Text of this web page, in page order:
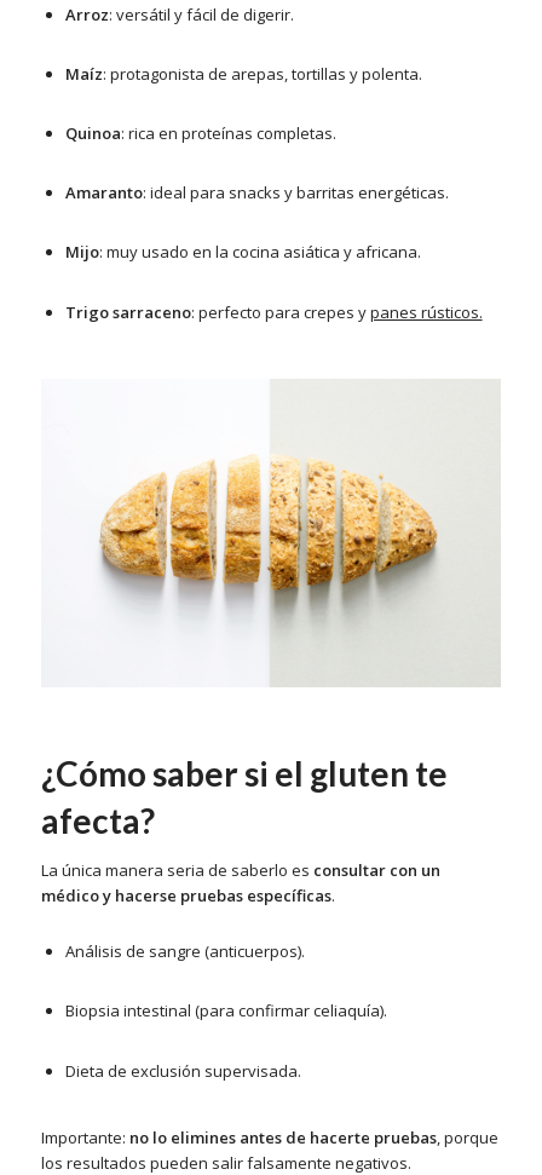
Arroz: versátil y fácil de digerir.
Maíz: protagonista de arepas, tortillas y polenta.
Quinoa: rica en proteínas completas.
Amaranto: ideal para snacks y barritas energéticas.
Mijo: muy usado en la cocina asiática y africana.
Trigo sarraceno: perfecto para crepes ypanes rústicos.
¿Cómo saber si el gluten te
afecta?
La única manera seria de saberlo es consultar con un
médico y hacerse pruebas específicas.
Análisis de sangre (anticuerpos).
Biopsia intestinal (para confirmar celiaquía).
Dieta de exclusión supervisada.
Importante: no lo elimines antes de hacerte pruebas, porque
los resultados pueden salir falsamente negativos.